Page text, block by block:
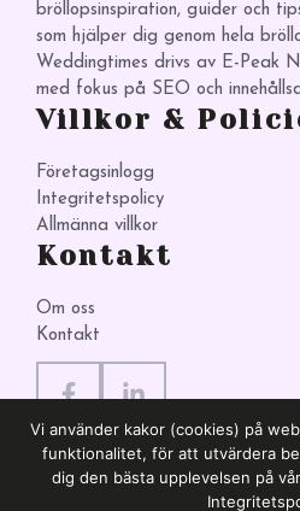
bröllopsinspiration, guider och
som hjälper dig genom hela
Weddingtimes drivs av E-Peak
med fokus på SEO och
Villkor &
Företagsinlogg
Integritetspolicy
Allmänna villkor
Kontakt
Om oss
Kontakt
Vi använder kakor (cookies) på
funktionalitet, för att utvärdera
dig den bästa upplevelsen på